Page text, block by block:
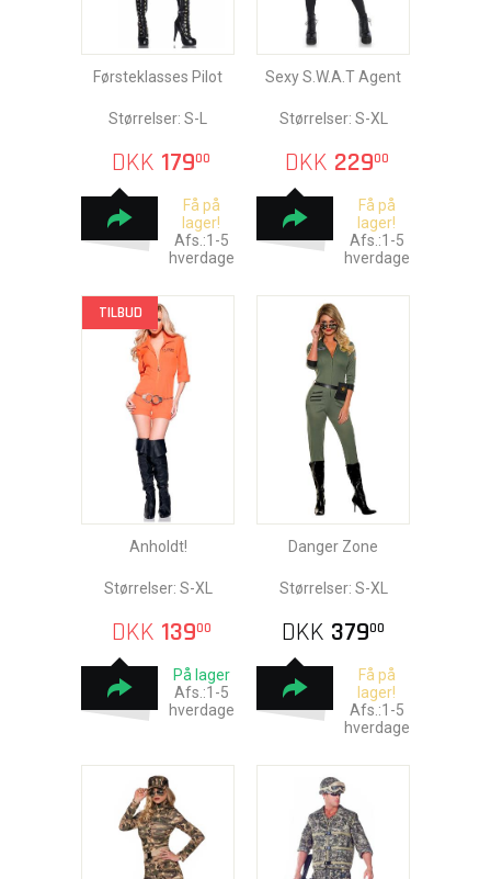
Førsteklasses Pilot
Størrelser: S-L
DKK 17900
Få på
lager!
Afs.:1-5
hverdage
Sexy S.W.A.T Agent
Størrelser: S-XL
DKK 22900
Få på
lager!
Afs.:1-5
hverdage
TILBUD
Anholdt!
Størrelser: S-XL
DKK 13900
På lager
Afs.:1-5
hverdage
Danger Zone
Størrelser: S-XL
DKK 37900
Få på
lager!
Afs.:1-5
hverdage